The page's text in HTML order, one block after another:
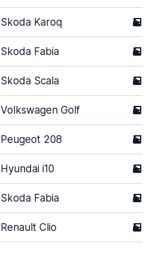
Skoda Karoq 5
Skoda Fabia 5
Skoda Scala 5
Volkswagen Golf 5
Peugeot 208 5
Hyundai i10 5
Skoda Fabia 5
Renault Clio 5